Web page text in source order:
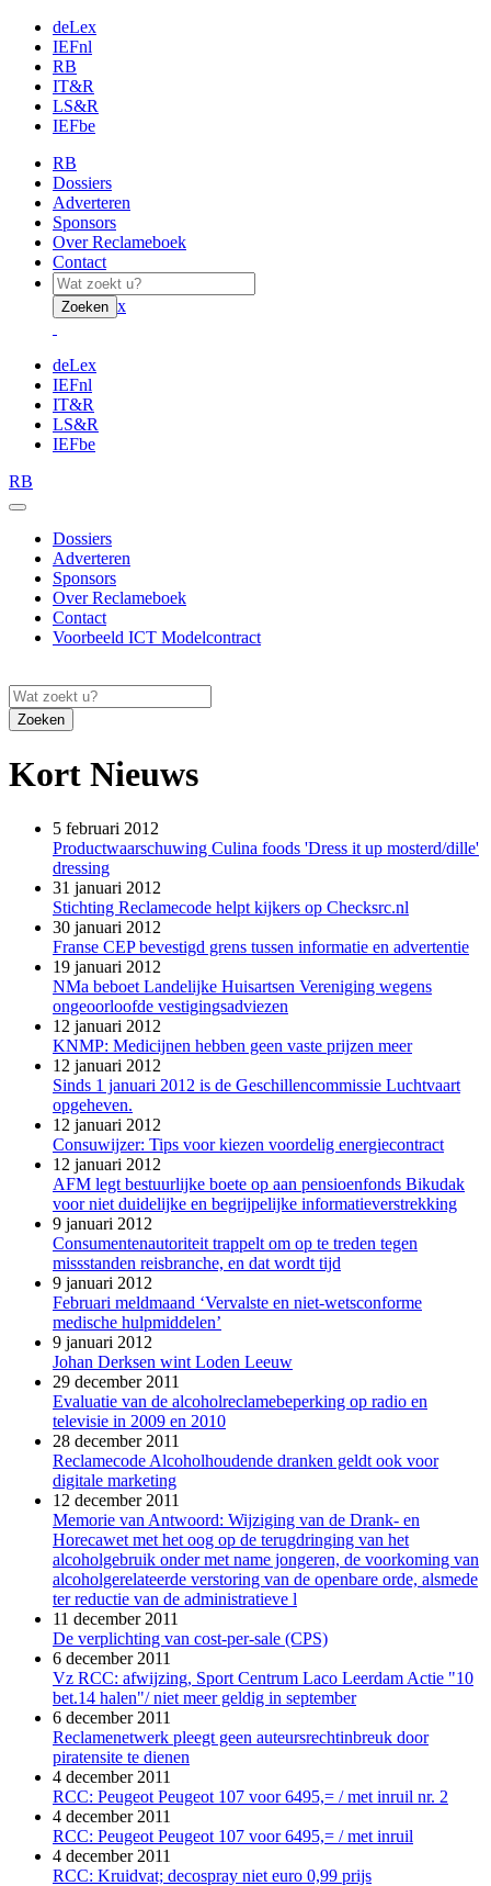
deLex
IEFnl
RB
IT&R
LS&R
IEFbe
RB
Dossiers
Adverteren
Sponsors
Over Reclameboek
Contact
Zoeken x
deLex
IEFnl
IT&R
LS&R
IEFbe
RB
Dossiers
Adverteren
Sponsors
Over Reclameboek
Contact
Voorbeeld ICT Modelcontract
Zoeken
Kort Nieuws
5 februari 2012
Productwaarschuwing Culina foods 'Dress it up mosterd/dille'
dressing
31 januari 2012
Stichting Reclamecode helpt kijkers op Checksrc.nl
30 januari 2012
Franse CEP bevestigd grens tussen informatie en advertentie
19 januari 2012
NMa beboet Landelijke Huisartsen Vereniging wegens
ongeoorloofde vestigingsadviezen
12 januari 2012
KNMP: Medicijnen hebben geen vaste prijzen meer
12 januari 2012
Sinds 1 januari 2012 is de Geschillencommissie Luchtvaart
opgeheven.
12 januari 2012
Consuwijzer: Tips voor kiezen voordelig energiecontract
12 januari 2012
AFM legt bestuurlijke boete op aan pensioenfonds Bikudak
voor niet duidelijke en begrijpelijke informatieverstrekking
9 januari 2012
Consumentenautoriteit trappelt om op te treden tegen
missstanden reisbranche, en dat wordt tijd
9 januari 2012
Februari meldmaand ‘Vervalste en niet-wetsconforme
medische hulpmiddelen’
9 januari 2012
Johan Derksen wint Loden Leeuw
29 december 2011
Evaluatie van de alcoholreclamebeperking op radio en
televisie in 2009 en 2010
28 december 2011
Reclamecode Alcoholhoudende dranken geldt ook voor
digitale marketing
12 december 2011
Memorie van Antwoord: Wijziging van de Drank- en
Horecawet met het oog op de terugdringing van het
alcoholgebruik onder met name jongeren, de voorkoming van
alcoholgerelateerde verstoring van de openbare orde, alsmede
ter reductie van de administratieve l
11 december 2011
De verplichting van cost-per-sale (CPS)
6 december 2011
Vz RCC: afwijzing, Sport Centrum Laco Leerdam Actie "10
bet.14 halen"/ niet meer geldig in september
6 december 2011
Reclamenetwerk pleegt geen auteursrechtinbreuk door
piratensite te dienen
4 december 2011
RCC: Peugeot Peugeot 107 voor 6495,= / met inruil nr. 2
4 december 2011
RCC: Peugeot Peugeot 107 voor 6495,= / met inruil
4 december 2011
RCC: Kruidvat; decospray niet euro 0,99 prijs